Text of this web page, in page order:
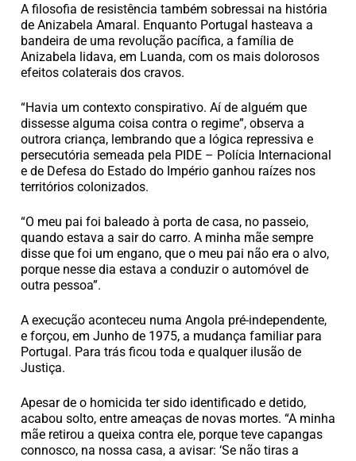
A filosofia de resistência também sobressai na história
de Anizabela Amaral. Enquanto Portugal hasteava a
bandeira de uma revolução pacífica, a família de
Anizabela lidava, em Luanda, com os mais dolorosos
efeitos colaterais dos cravos.
“Havia um contexto conspirativo. Aí de alguém que
dissesse alguma coisa contra o regime”, observa a
outrora criança, lembrando que a lógica repressiva e
persecutória semeada pela PIDE – Polícia Internacional
e de Defesa do Estado do Império ganhou raízes nos
territórios colonizados.
“O meu pai foi baleado à porta de casa, no passeio,
quando estava a sair do carro. A minha mãe sempre
disse que foi um engano, que o meu pai não era o alvo,
porque nesse dia estava a conduzir o automóvel de
outra pessoa”.
A execução aconteceu numa Angola pré-independente,
e forçou, em Junho de 1975, a mudança familiar para
Portugal. Para trás ficou toda e qualquer ilusão de
Justiça.
Apesar de o homicida ter sido identificado e detido,
acabou solto, entre ameaças de novas mortes. “A minha
mãe retirou a queixa contra ele, porque teve capangas
connosco, na nossa casa, a avisar: ‘Se não tiras a